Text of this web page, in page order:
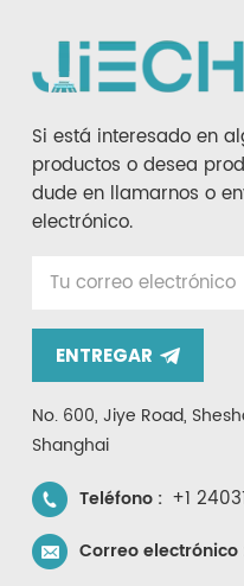
Si está interesado en
productos o desea
dude en llamarnos o
electrónico.
ENTREGAR
No. 600, Jiye Road,
Shanghai
Teléfono : +1
Correo electrónico